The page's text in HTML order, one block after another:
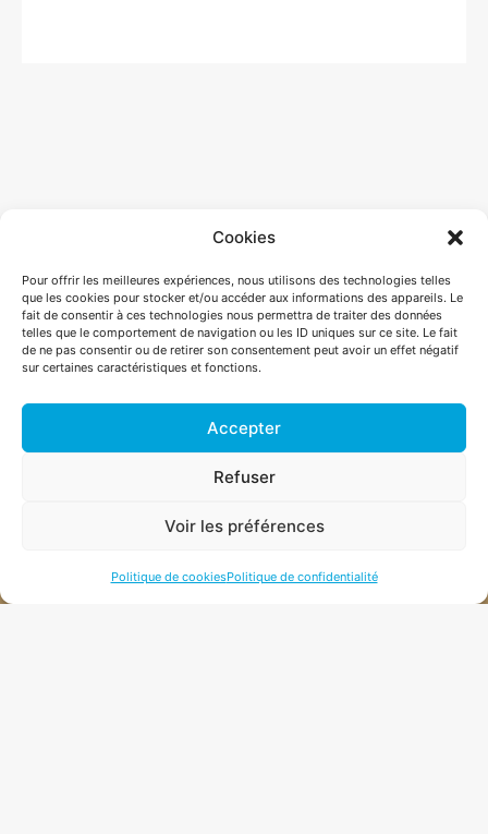
Cookies
Pour offrir les meilleures expériences, nous utilisons des technologies telles
que les cookies pour stocker et/ou accéder aux informations des appareils. Le
fait de consentir à ces technologies nous permettra de traiter des données
telles que le comportement de navigation ou les ID uniques sur ce site. Le fait
de ne pas consentir ou de retirer son consentement peut avoir un effet négatif
sur certaines caractéristiques et fonctions.
Accepter
Refuser
Voir les préférences
Politique de cookiesPolitique de confidentialité
+41 26 565 50 67
ROUTE DES CHAMPS MONTANTS 1, CH-1742 AUTIGNY
INFO@PHAROHEXAGON.CH